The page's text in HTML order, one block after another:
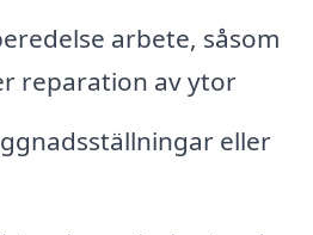
arbete, såsom
reparation av ytor
eller